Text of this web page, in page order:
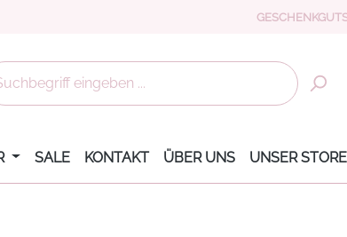
SALE KONTAKT ÜBER UNS UNSER STORE